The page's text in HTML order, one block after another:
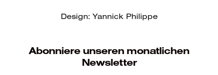
Design: Yannick Philippe
Abonniere unseren monatlichen
Newsletter